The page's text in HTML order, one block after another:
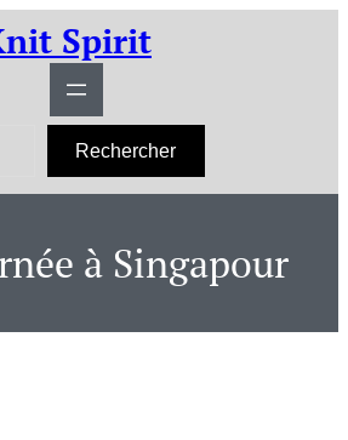
Spirit
Rechercher
à Singapour